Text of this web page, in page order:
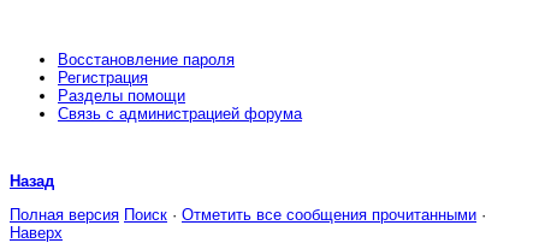
Восстановление пароля
Регистрация
Разделы помощи
Связь с администрацией форума
Назад
Полная версия Поиск · Отметить все сообщения прочитанными ·
Наверх